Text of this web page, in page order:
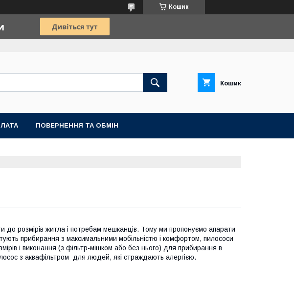
Кошик
Кошик
ПОВЕРНЕННЯ ТА ОБМІН
до розмірів житла і потребам мешканців. Тому ми пропонуємо апарати
прибирання з максимальними мобільністю і комфортом, пилососи
і виконання (з фільтр-мішком або без нього) для прибирання в
з аквафільтром для людей, які страждають алергією.